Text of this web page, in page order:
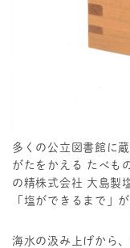
多くの公立図書館に
がたをかえる たべも
の精株式会社 大島製
「塩ができるまで」
海水の汲み上げから